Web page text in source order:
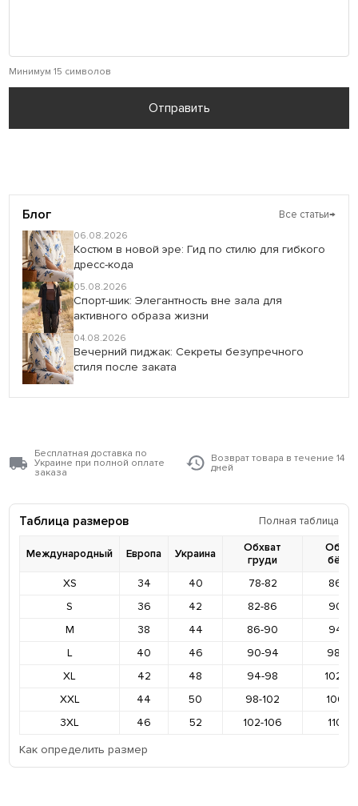
Минимум 15 символов
Отправить
Блог Все статьи→
06.08.2026
Костюм в новой эре: Гид по стилю для гибкого
дресс-кода
05.08.2026
Спорт-шик: Элегантность вне зала для
активного образа жизни
04.08.2026
Вечерний пиджак: Секреты безупречного
стиля после заката
Бесплатная доставка по
Украине при полной оплате
заказа
Возврат товара в течение 14
дней
Таблица размеров Полная таблица
Международный Европа Украина
Обхват
груди
XS
34 40 78-82
86-
S
36 42 82-86
90-
M
38 44 86-90
94-
L
40 46 90-94
98-
XL
42 48 94-98
102-
XXL
44 50 98-102
106-
3XL
46 52 102-106
110-
Как определить размер